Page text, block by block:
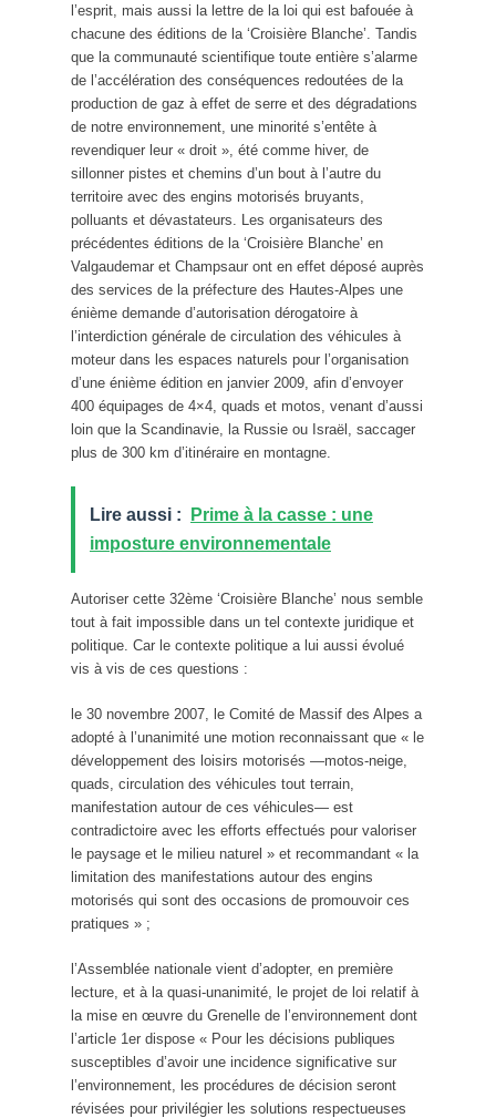
l’esprit, mais aussi la lettre de la loi qui est bafouée à
chacune des éditions de la ‘Croisière Blanche’. Tandis
que la communauté scientifique toute entière s’alarme
de l’accélération des conséquences redoutées de la
production de gaz à effet de serre et des dégradations
de notre environnement, une minorité s’entête à
revendiquer leur « droit », été comme hiver, de
sillonner pistes et chemins d’un bout à l’autre du
territoire avec des engins motorisés bruyants,
polluants et dévastateurs. Les organisateurs des
précédentes éditions de la ‘Croisière Blanche’ en
Valgaudemar et Champsaur ont en effet déposé auprès
des services de la préfecture des Hautes-Alpes une
énième demande d’autorisation dérogatoire à
l’interdiction générale de circulation des véhicules à
moteur dans les espaces naturels pour l’organisation
d’une énième édition en janvier 2009, afin d’envoyer
400 équipages de 4×4, quads et motos, venant d’aussi
loin que la Scandinavie, la Russie ou Israël, saccager
plus de 300 km d’itinéraire en montagne.
Lire aussi :
Prime à la casse : une
imposture environnementale
Autoriser cette 32ème ‘Croisière Blanche’ nous semble
tout à fait impossible dans un tel contexte juridique et
politique. Car le contexte politique a lui aussi évolué
vis à vis de ces questions :
le 30 novembre 2007, le Comité de Massif des Alpes a
adopté à l’unanimité une motion reconnaissant que « le
développement des loisirs motorisés —motos-neige,
quads, circulation des véhicules tout terrain,
manifestation autour de ces véhicules— est
contradictoire avec les efforts effectués pour valoriser
le paysage et le milieu naturel » et recommandant « la
limitation des manifestations autour des engins
motorisés qui sont des occasions de promouvoir ces
pratiques » ;
l’Assemblée nationale vient d’adopter, en première
lecture, et à la quasi-unanimité, le projet de loi relatif à
la mise en œuvre du Grenelle de l’environnement dont
l’article 1er dispose « Pour les décisions publiques
susceptibles d’avoir une incidence significative sur
l’environnement, les procédures de décision seront
révisées pour privilégier les solutions respectueuses